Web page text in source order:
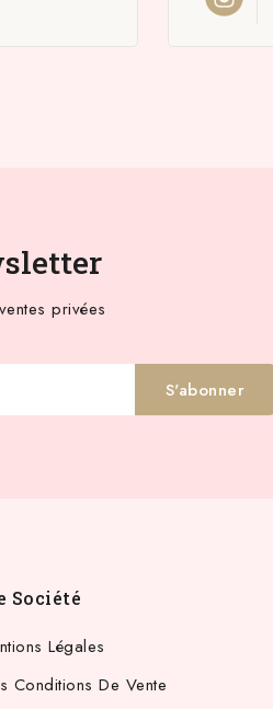
privées
Société
Légales
Conditions De Vente